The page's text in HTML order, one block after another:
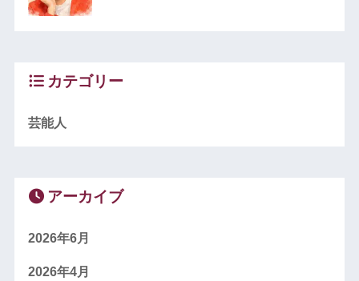
カテゴリー
芸能人
アーカイブ
2026年6月
2026年4月